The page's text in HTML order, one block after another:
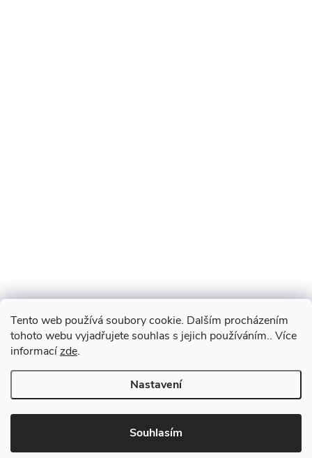
Tento web používá soubory cookie. Dalším procházením
tohoto webu vyjadřujete souhlas s jejich používáním.. Více
informacízde.
Nastavení
Souhlasím